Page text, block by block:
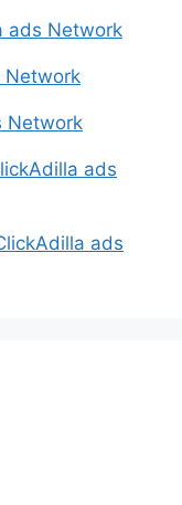
ads Network
Network
Network
ads
ads